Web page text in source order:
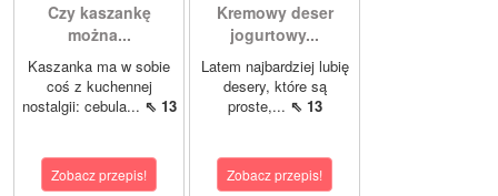
Czy kaszankę
można...
Kaszanka ma w sobie
coś z kuchennej
nostalgii: cebula... ⇖ 13
Zobacz przepis!
Kremowy deser
jogurtowy...
Latem najbardziej lubię
desery, które są
proste,... ⇖ 13
Zobacz przepis!